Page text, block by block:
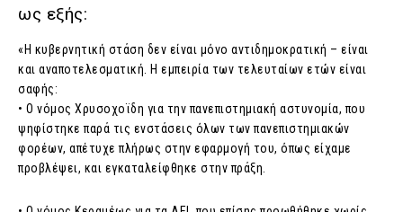
ως εξής:
«Η κυβερνητική στάση δεν είναι μόνο αντιδημοκρατική – είναι
και αναποτελεσματική. Η εμπειρία των τελευταίων ετών είναι
σαφής:
• Ο νόμος Χρυσοχοϊδη για την πανεπιστημιακή αστυνομία, που
ψηφίστηκε παρά τις ενστάσεις όλων των πανεπιστημιακών
φορέων, απέτυχε πλήρως στην εφαρμογή του, όπως είχαμε
προβλέψει, και εγκαταλείφθηκε στην πράξη.